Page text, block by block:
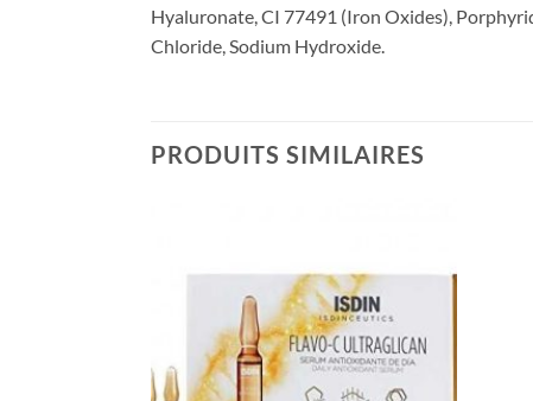
Hyaluronate, CI 77491 (Iron Oxides),
Chloride, Sodium Hydroxide.
PRODUITS SIMILAIRES